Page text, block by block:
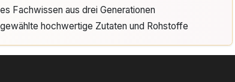
Fachwissen aus drei Generationen
hochwertige Zutaten und Rohstoffe